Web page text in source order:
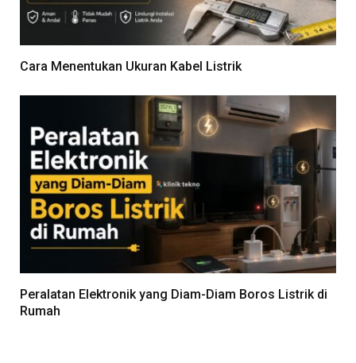
Cara Menentukan Ukuran Kabel Listrik
Peralatan Elektronik yang Diam-Diam Boros Listrik di
Rumah